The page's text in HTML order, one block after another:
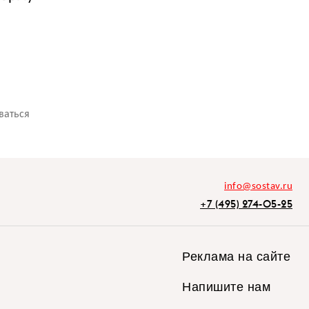
info@sostav.ru
+7 (495) 274-05-25
Реклама на сайте
Напишите нам